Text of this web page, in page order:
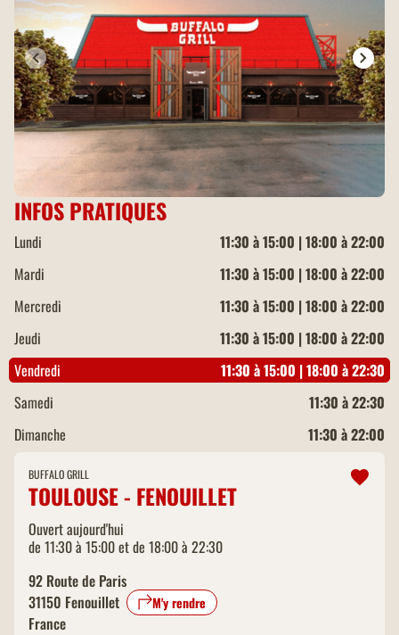
INFOS PRATIQUES
Lundi
11:30 à 15:00 | 18:00 à 22:00
Mardi
11:30 à 15:00 | 18:00 à 22:00
Mercredi
11:30 à 15:00 | 18:00 à 22:00
Jeudi
11:30 à 15:00 | 18:00 à 22:00
Vendredi
11:30 à 15:00 | 18:00 à 22:30
Samedi
11:30 à 22:30
Dimanche
11:30 à 22:00
BUFFALO GRILL
TOULOUSE - FENOUILLET
Ouvert aujourd'hui
de 11:30 à 15:00 et de 18:00 à 22:30
92 Route de Paris
31150 Fenouillet
France
M'y rendre